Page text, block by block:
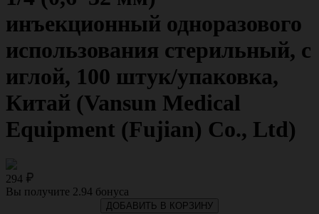
инъекционный одноразового
использования стерильный, с
иглой, 100 штук/упаковка,
Китай (Vansun Medical
Equipment (Fujian) Co., Ltd)
294
Вы получите 2.94 бонуса
ДОБАВИТЬ В КОРЗИНУ